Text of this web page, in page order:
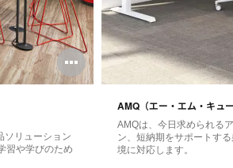
Open
image
tooltip
ソリューション
習や学びのため
AMQ（エー・エム・キュー
AMQは、今日求められる
ン、短納期をサポートす
境に対応します。